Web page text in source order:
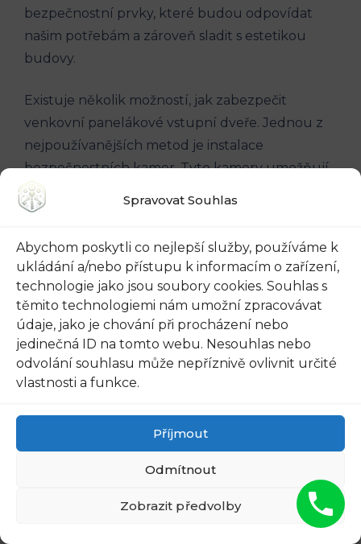
Spravovat Souhlas
Abychom poskytli co nejlepší služby, používáme k
ukládání a/nebo přístupu k informacím o zařízení,
technologie jako jsou soubory cookies. Souhlas s
těmito technologiemi nám umožní zpracovávat
údaje, jako je chování při procházení nebo
jedinečná ID na tomto webu. Nesouhlas nebo
odvolání souhlasu může nepříznivě ovlivnit určité
vlastnosti a funkce.
Příjmout
Odmítnout
Zobrazit předvolby
bezpečnostní prvky, které budou odpovídat
našim potřebám a zároveň sladit s estetikou
budovy.
Existuje několik možností, jak zabezpečit
venkovní panelákové vstupní dveře. Jednou z
nejpoužívanějších metod je instalace
bezpečnostních kamer. Tyto kamery umožňují
monitorovat příchozí a odcházející návštěvníky,
což nám poskytuje klid a kontrolu nad naším
připojit kamery k mobilnímu telefonu a sledovat
jejich obraz v reálném čase.
Další možností je instalace bezpečnostních
světel. Světla s pohybovým čidlem dokážou
rychle upoutat pozornost a odradit potenciální
zloděje. Světla mohou být umístěna na
strategických místech ve venkovním prostoru
panelového domu, jako například u vstupů do
povětrnostním podmínkám a dlouhodobě